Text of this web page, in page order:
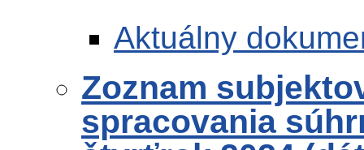
Aktuálny
Zoznam
spracovania